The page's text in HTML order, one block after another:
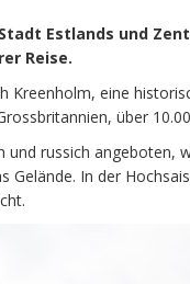
Estlands und
Reise.
Kreenholm, eine
über
russich angeboten,
In der